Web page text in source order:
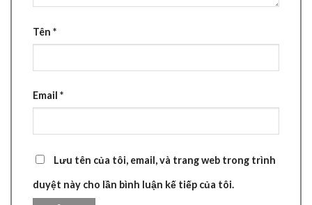
Tên *
Email *
Lưu tên của tôi, email, và trang web trong trình
duyệt này cho lần bình luận kế tiếp của tôi.